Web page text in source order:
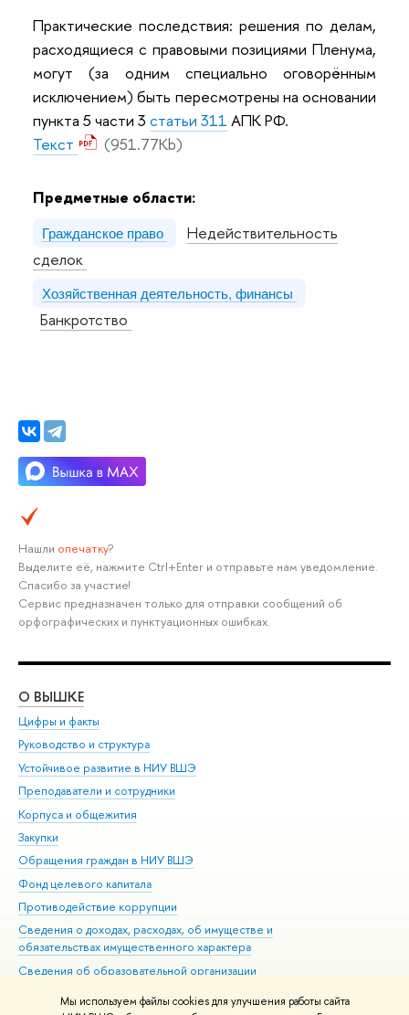
Мы используем файлы cookies для улучшения работы сайта
Практические последствия: решения по делам,
расходящиеся с правовыми позициями Пленума,
могут (за одним специально оговорённым
исключением) быть пересмотрены на основании
пункта 5 части 3 статьи 311 АПК РФ.
Текст
(951.77Kb)
Предметные области:
Гражданское право
Недействительность
сделок
Хозяйственная деятельность, финансы
Банкротство
Нашли опечатку?
Выделите её, нажмите Ctrl+Enter и отправьте нам уведомление.
Спасибо за участие!
Сервис предназначен только для отправки сообщений об
орфографических и пунктуационных ошибках.
О ВЫШКЕ
Цифры и факты
Руководство и структура
Устойчивое развитие в НИУ ВШЭ
Преподаватели и сотрудники
Корпуса и общежития
Закупки
Обращения граждан в НИУ ВШЭ
Фонд целевого капитала
Противодействие коррупции
Сведения о доходах, расходах, об имуществе и
обязательствах имущественного характера
Сведения об образовательной организации
Людям с ограниченными возможностями здоровья